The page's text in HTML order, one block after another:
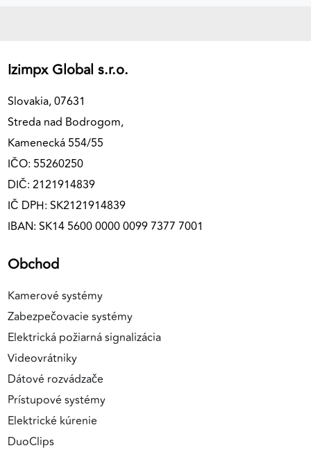
Izimpx Global s.r.o.
Slovakia, 07631
Streda nad Bodrogom,
Kamenecká 554/55
IČO: 55260250
DIČ: 2121914839
IČ DPH: SK2121914839
IBAN: SK14 5600 0000 0099 7377 7001
Obchod
Kamerové systémy
Zabezpečovacie systémy
Elektrická požiarná signalizácia
Videovrátniky
Dátové rozvádzače
Prístupové systémy
Elektrické kúrenie
DuoClips